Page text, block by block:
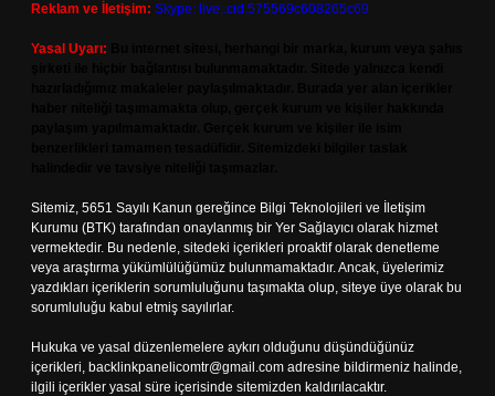
Reklam ve İletişim: Skype: live:.cid.575569c608265c69
Yasal Uyarı:
Sitemiz, 5651 Sayılı Kanun gereğince Bilgi Teknolojileri ve İletişim
Kurumu (BTK) tarafından onaylanmış bir Yer Sağlayıcı olarak hizmet
vermektedir. Bu nedenle, sitedeki içerikleri proaktif olarak denetleme
veya araştırma yükümlülüğümüz bulunmamaktadır. Ancak, üyelerimiz
yazdıkları içeriklerin sorumluluğunu taşımakta olup, siteye üye olarak bu
sorumluluğu kabul etmiş sayılırlar.
Hukuka ve yasal düzenlemelere aykırı olduğunu düşündüğünüz
içerikleri, backlinkpanelicomtr@gmail.com adresine bildirmeniz halinde,
ilgili içerikler yasal süre içerisinde sitemizden kaldırılacaktır.